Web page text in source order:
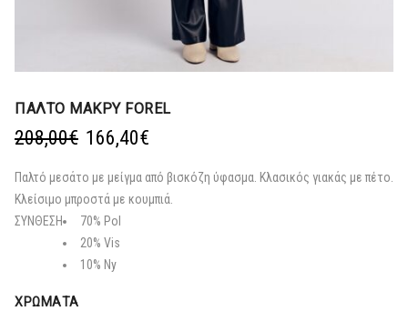
ΠΑΛΤΟ ΜΑΚΡΥ FOREL
208,00€ Original
was:
208,00€.
166,40€
τιμή
είναι:
Παλτό μεσάτο με μείγμα από βισκόζη ύφασμα. Κλασικός γιακάς με πέτο.
Κλείσιμο μπροστά με κουμπιά.
ΣΥΝΘΕΣΗ
70% Pol
20% Vis
10% Ny
ΧΡΏΜΑΤΑ